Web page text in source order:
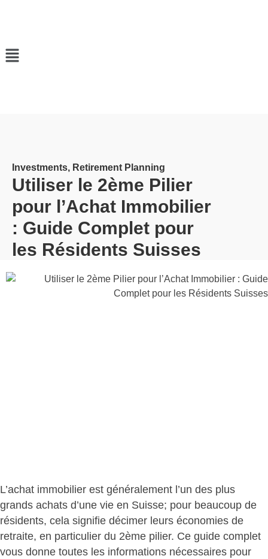
Investments, Retirement Planning
Utiliser le 2ème Pilier
pour l’Achat Immobilier
: Guide Complet pour
les Résidents Suisses
L’achat immobilier est généralement l’un des plus
grands achats d’une vie en Suisse; pour beaucoup de
résidents, cela signifie décimer leurs économies de
retraite, en particulier du 2ème pilier. Ce guide complet
vous donne toutes les informations nécessaires pour